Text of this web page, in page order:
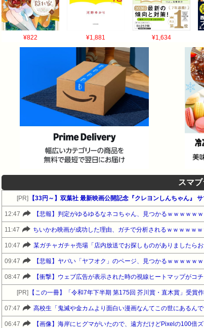
¥822 ¥1,881 ¥1,634
スマ
[PR] 【33円～】双葉社 最新映画公開記念『クレヨンしんちゃん』
12:47 【悲報】判定がゆるゆるなネコちゃん、見つかるｗｗｗｗｗｗ
11:47 ちいかわ映画が成功した理由、ガチで分析されるｗｗｗｗｗｗ
10:47 某ガチャガチャ売場「店内放送でお探しものがありましたら
09:47 【悲報】ヤバい「ヤフオク」のページ、見つかるｗｗｗｗｗｗ
08:47 【衝撃】ウェブ広告が表示された時の視線ヒートマップがコ
[PR] 【この一冊】「令和7年下半期 第175回 芥川賞・直木賞」受賞
07:47 高校生「鬼滅や金カムより面白い漫画なんてこの世にあるん
06:47 【画像】海岸にヒグマがいたので、遠方だけどPixelの100倍